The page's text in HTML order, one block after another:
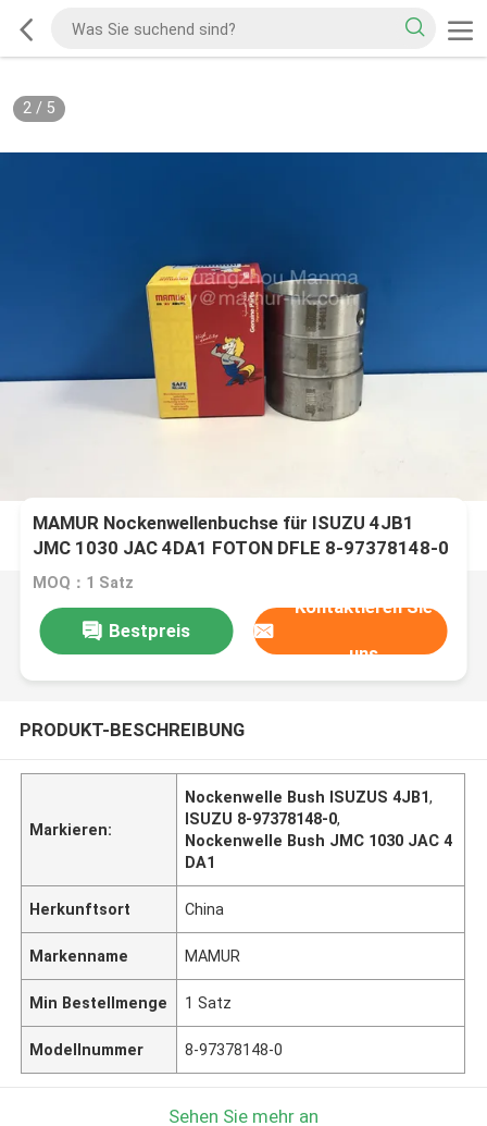
2/ 5
MAMUR Nockenwellenbuchse für ISUZU 4JB1
JMC 1030 JAC 4DA1 FOTON DFLE 8-97378148-0
MOQ：1 Satz
Bestpreis
Kontaktieren Sie
uns
PRODUKT-BESCHREIBUNG
Markieren:
Nockenwelle Bush ISUZUS 4JB1,
ISUZU 8-97378148-0,
Nockenwelle Bush JMC 1030 JAC 4
DA1
Herkunftsort China
Markenname MAMUR
Min Bestellmenge 1 Satz
Modellnummer 8-97378148-0
Sehen Sie mehr an